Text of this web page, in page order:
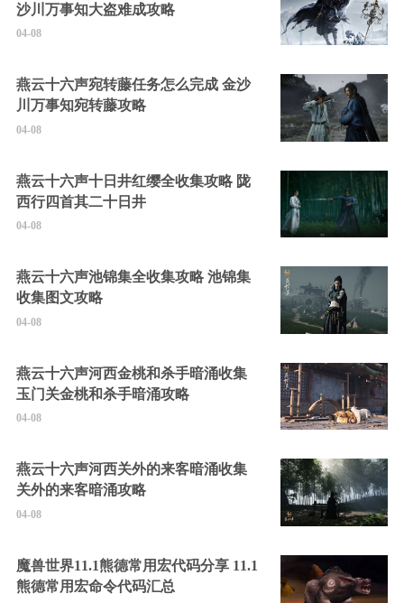
沙川万事知大盗难成攻略
04-08
燕云十六声宛转藤任务怎么完成 金沙
川万事知宛转藤攻略
04-08
燕云十六声十日井红缨全收集攻略 陇
西行四首其二十日井
04-08
燕云十六声池锦集全收集攻略 池锦集
收集图文攻略
04-08
燕云十六声河西金桃和杀手暗涌收集
玉门关金桃和杀手暗涌攻略
04-08
燕云十六声河西关外的来客暗涌收集
关外的来客暗涌攻略
04-08
魔兽世界11.1熊德常用宏代码分享 11.1
熊德常用宏命令代码汇总